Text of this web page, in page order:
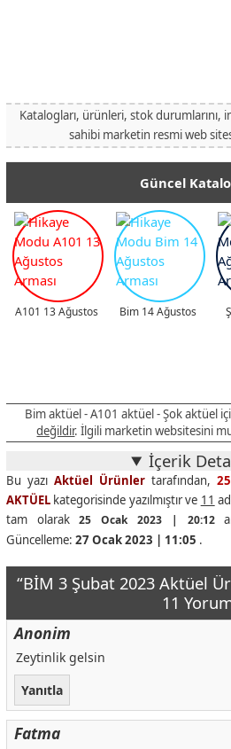
Katalogları, ürünleri, stok
sahibi marketin resmi web
Güncel
A101 13 Ağustos Bim 14 Ağustos
Bim aktüel - A101 aktüel - Şok aktüel
değildir. İlgili marketin websitesini
İçerik
Bu yazı Aktüel Ürünlertarafından,
AKTÜELkategorisinde yazılmıştır ve 11
tam olarak25 Ocak 2023 | 20:12
Güncelleme: 27 Ocak 2023 | 11:05 .
“BİM 3 Şubat 2023 Aktüel
11
Anonim
Zeytinlik gelsin
Yanıtla
Fatma